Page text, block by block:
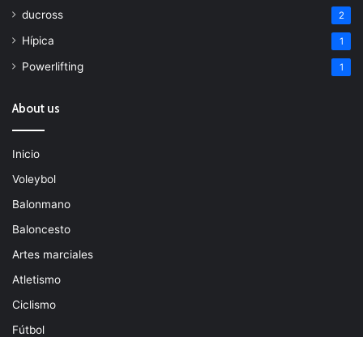
ducross 2
Hípica 1
Powerlifting 1
About us
Inicio
Voleybol
Balonmano
Baloncesto
Artes marciales
Atletismo
Ciclismo
Fútbol